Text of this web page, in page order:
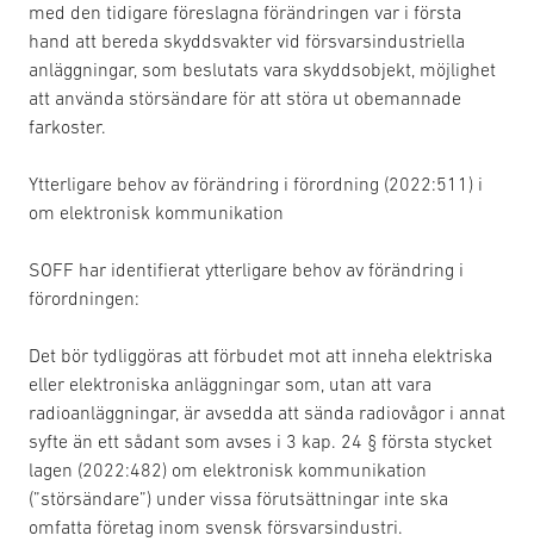
med den tidigare föreslagna förändringen var i första
hand att bereda skyddsvakter vid försvarsindustriella
anläggningar, som beslutats vara skyddsobjekt, möjlighet
att använda störsändare för att störa ut obemannade
farkoster.
Ytterligare behov av förändring i förordning (2022:511) i
om elektronisk kommunikation
SOFF har identifierat ytterligare behov av förändring i
förordningen:
Det bör tydliggöras att förbudet mot att inneha elektriska
eller elektroniska anläggningar som, utan att vara
radioanläggningar, är avsedda att sända radiovågor i annat
syfte än ett sådant som avses i 3 kap. 24 § första stycket
lagen (2022:482) om elektronisk kommunikation
(”störsändare”) under vissa förutsättningar inte ska
omfatta företag inom svensk försvarsindustri.